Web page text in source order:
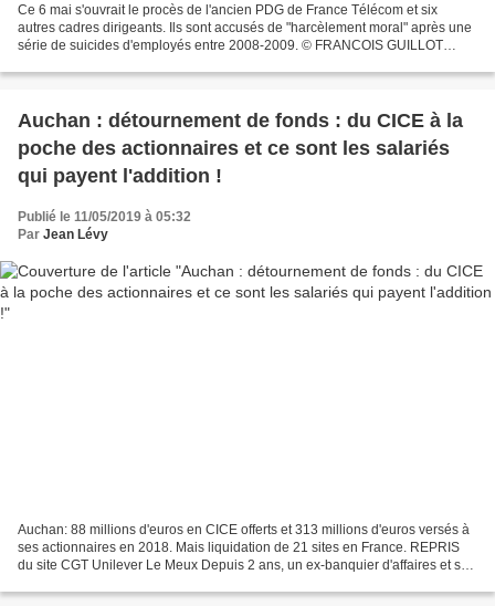
Ce 6 mai s'ouvrait le procès de l'ancien PDG de France Télécom et six
autres cadres dirigeants. Ils sont accusés de "harcèlement moral" après une
série de suicides d'employés entre 2008-2009. © FRANCOIS GUILLOT
Auchan : détournement de fonds : du CICE à la
poche des actionnaires et ce sont les salariés
qui payent l'addition !
Publié le 11/05/2019 à 05:32
Par Jean Lévy
Auchan: 88 millions d'euros en CICE offerts et 313 millions d'euros versés à
ses actionnaires en 2018. Mais liquidation de 21 sites en France. REPRIS
du site CGT Unilever Le Meux Depuis 2 ans, un ex-banquier d'affaires et son